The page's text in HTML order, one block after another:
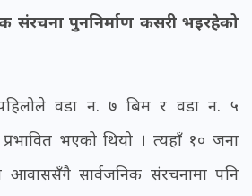
संरचना पुननिर्माण कसरी भइरहेको
वडा न. ७ बिम र वडा न. ५
प्रभावित भएको थियो । त्यहाँ १० जना
आवाससँगै सार्वजनिक संरचनामा पनि